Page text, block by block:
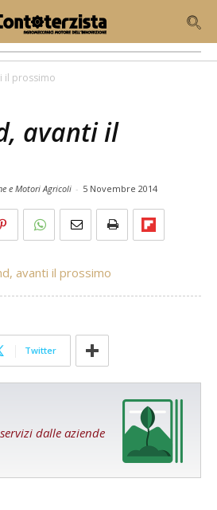
il prossimo
avanti il
e Motori Agricoli - 5 Novembre 2014
avanti il prossimo
Twitter
dalle aziende